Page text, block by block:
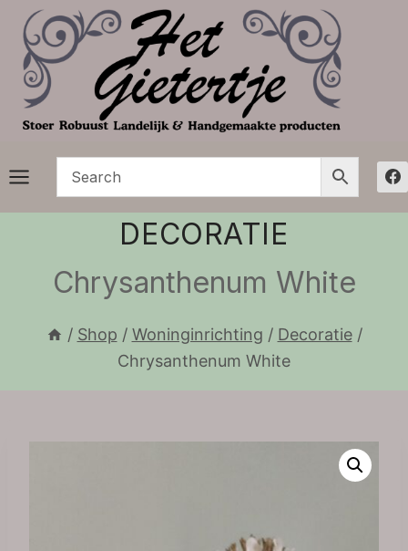
Doorgaan
naar
inhoud
DECORATIE
Chrysanthenum White
/ Shop / Woninginrichting / Decoratie /
Chrysanthenum White